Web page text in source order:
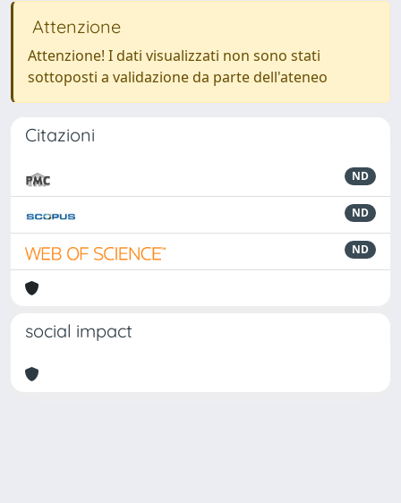
Attenzione
Attenzione! I dati visualizzati non sono stati
sottoposti a validazione da parte dell'ateneo
Citazioni
ND
ND
ND
social impact